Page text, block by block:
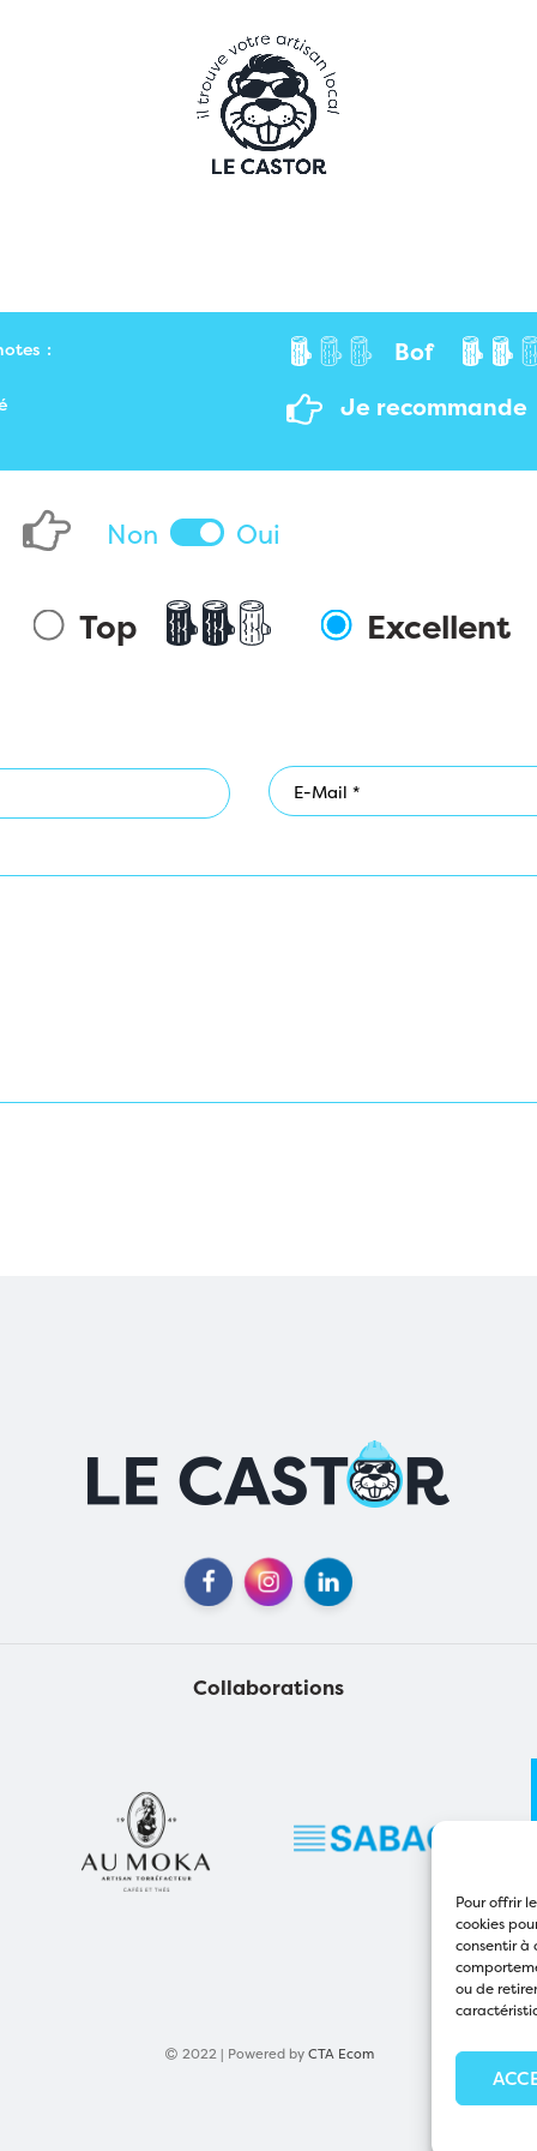
Pour offrir
cookies
consentir à
ou de
: Bof
Je recommande
Non Oui
Top Excellent
Collaborations
2022 | Powered byCTA Ecom